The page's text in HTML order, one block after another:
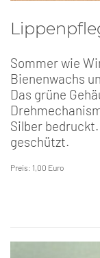
Sommer wie
Bienenwachs
Das grüne
Silber
geschützt.
Preis: 1,00 Euro